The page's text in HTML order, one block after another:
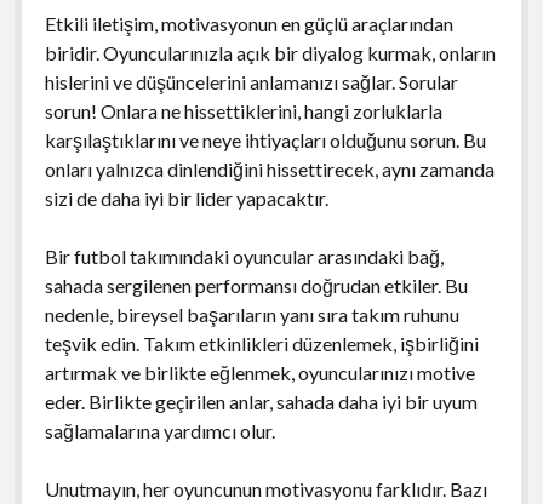
Etkili iletişim, motivasyonun en güçlü araçlarından
biridir. Oyuncularınızla açık bir diyalog kurmak, onların
hislerini ve düşüncelerini anlamanızı sağlar. Sorular
sorun! Onlara ne hissettiklerini, hangi zorluklarla
karşılaştıklarını ve neye ihtiyaçları olduğunu sorun. Bu
onları yalnızca dinlendiğini hissettirecek, aynı zamanda
sizi de daha iyi bir lider yapacaktır.
Bir futbol takımındaki oyuncular arasındaki bağ,
sahada sergilenen performansı doğrudan etkiler. Bu
nedenle, bireysel başarıların yanı sıra takım ruhunu
teşvik edin. Takım etkinlikleri düzenlemek, işbirliğini
artırmak ve birlikte eğlenmek, oyuncularınızı motive
eder. Birlikte geçirilen anlar, sahada daha iyi bir uyum
sağlamalarına yardımcı olur.
Unutmayın, her oyuncunun motivasyonu farklıdır. Bazı